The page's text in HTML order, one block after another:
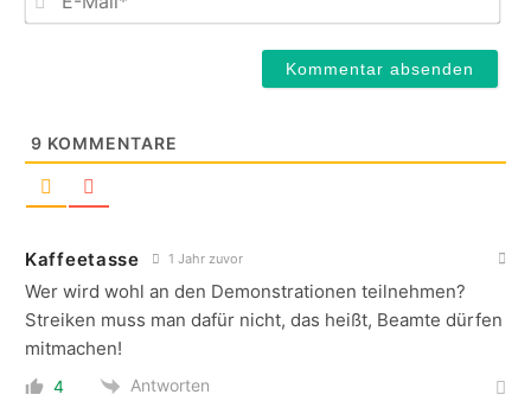
9 KOMMENTARE
Kaffeetasse 1 Jahr zuvor
Wer wird wohl an den Demonstrationen teilnehmen?
Streiken muss man dafür nicht, das heißt, Beamte dürfen
mitmachen!
4 Antworten